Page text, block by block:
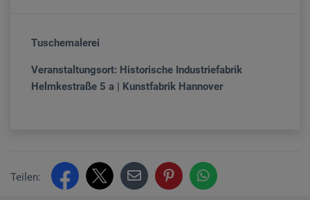
Tuschemalerei
Veranstaltungsort: Historische Industriefabrik
Helmkestraße 5 a | Kunstfabrik Hannover
Teilen: